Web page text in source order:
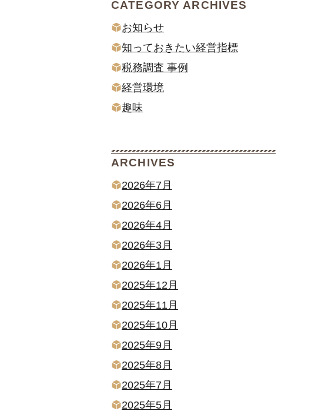
CATEGORY ARCHIVES
お知らせ
知っておきたい経営指標
税務調査 事例
経営環境
趣味
ARCHIVES
2026年7月
2026年6月
2026年4月
2026年3月
2026年1月
2025年12月
2025年11月
2025年10月
2025年9月
2025年8月
2025年7月
2025年5月